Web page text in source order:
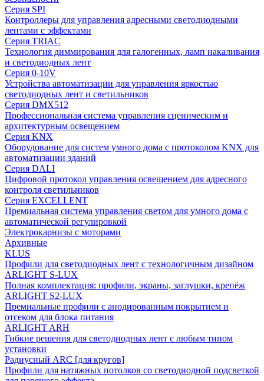
Серия SPI
Контроллеры для управления адресными светодиодными
лентами с эффектами
Серия TRIAC
Технология диммирования для галогенных, ламп накаливания
и светодиодных лент
Серия 0-10V
Устройства автоматизации для управления яркостью
светодиодных лент и светильников
Серия DMX512
Профессиональная система управления сценическим и
архитектурным освещением
Серия KNX
Оборудование для систем умного дома с протоколом KNX для
автоматизации зданий
Серия DALI
Цифровой протокол управления освещением для адресного
контроля светильников
Серия EXCELLENT
Премиальная система управления светом для умного дома с
автоматической регулировкой
Электрокарнизы с моторами
Архивные
KLUS
Профили для светодиодных лент с технологичным дизайном
ARLIGHT S-LUX
Полная комплектация: профили, экраны, заглушки, крепёж
ARLIGHT S2-LUX
Премиальные профили с анодированным покрытием и
отсеком для блока питания
ARLIGHT ARH
Гибкие решения для светодиодных лент с любым типом
установки
Радиусный ARC [для кругов]
Профили для натяжных потолков со светодиодной подсветкой